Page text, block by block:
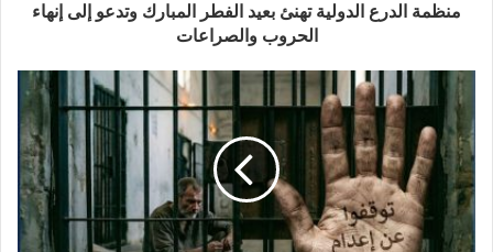
منظمة الدرع الدولية تهنئ بعيد الفطر المبارك وتدعو إلى إنهاء
الحروب والصراعات